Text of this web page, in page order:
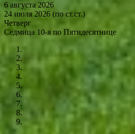
6 августа 2026
24 июля 2026 (по ст.ст.)
Четверг
Седмица 10-я по Пятидесятнице